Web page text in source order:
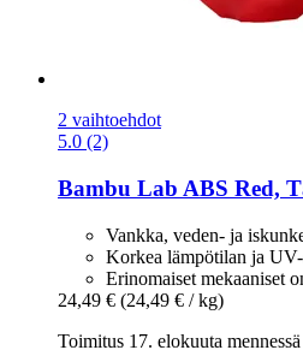
2 vaihtoehdot
5.0 (2)
Bambu Lab ABS Red,
Vankka, veden- ja
Korkea lämpötilan ja
Erinomaiset mekaaniset
24,49 € (24,49 € / kg)
Toimitus 17. elokuuta mennessä